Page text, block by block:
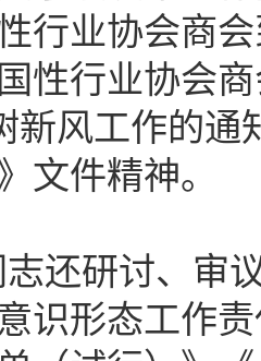
行业协会商
性行业协会
新风工作的
文件精神。
还研讨、审
识形态工作